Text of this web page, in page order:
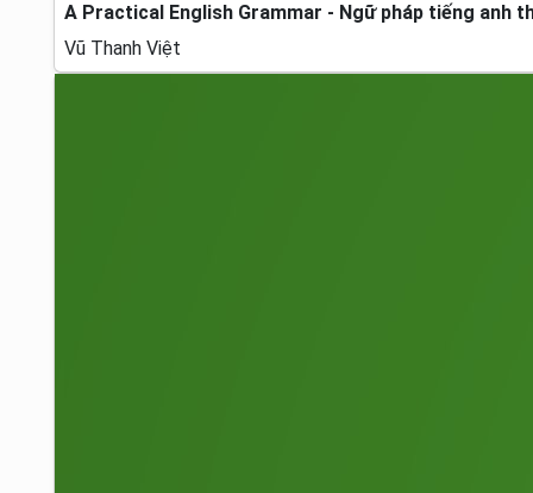
A Practical English Grammar - Ngữ pháp tiếng anh
Vũ Thanh Việt